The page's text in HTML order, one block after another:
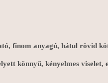
finom anyagú, hátul rövid
könnyű, kényelmes viselet,